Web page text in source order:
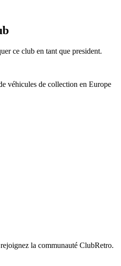
ce club en tant que president.
véhicules de collection en Europe
la communauté ClubRetro.